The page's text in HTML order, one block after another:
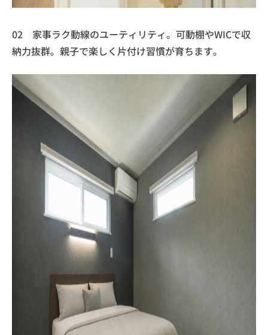
02 家事ラク動線のユーティリティ。可動棚やWICで収
納力抜群。親子で楽しく片付け習慣が育ちます。